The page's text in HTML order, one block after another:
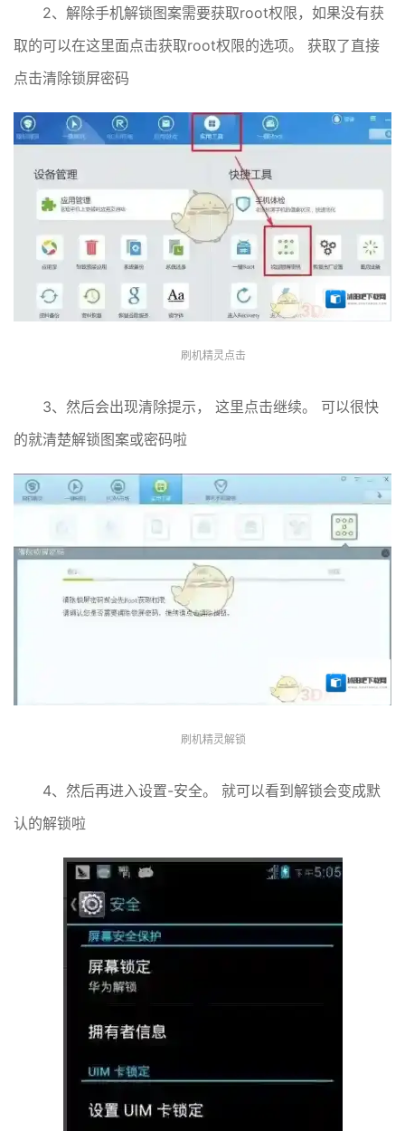
2、解除手机解锁图案需要获取root权限，如果没有获
取的可以在这里面点击获取root权限的选项。 获取了直接
点击清除锁屏密码
刷机精灵点击
3、然后会出现清除提示， 这里点击继续。 可以很快
的就清楚解锁图案或密码啦
刷机精灵解锁
4、然后再进入设置-安全。 就可以看到解锁会变成默
认的解锁啦